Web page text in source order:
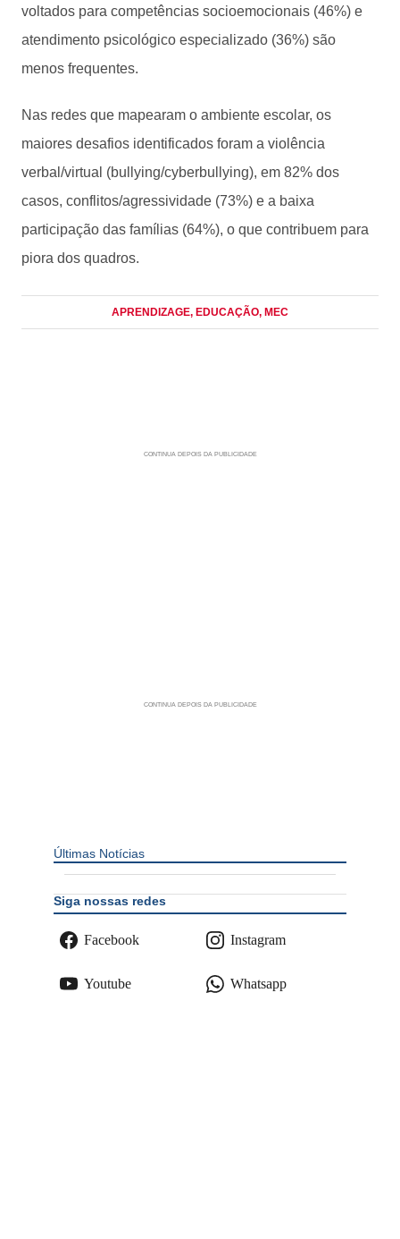
voltados para competências socioemocionais (46%) e
atendimento psicológico especializado (36%) são
menos frequentes.
Nas redes que mapearam o ambiente escolar, os
maiores desafios identificados foram a violência
verbal/virtual (bullying/cyberbullying), em 82% dos
casos, conflitos/agressividade (73%) e a baixa
participação das famílias (64%), o que contribuem para
piora dos quadros.
APRENDIZAGE, EDUCAÇÃO, MEC
Últimas Notícias
Siga nossas redes
Facebook Instagram
Youtube Whatsapp